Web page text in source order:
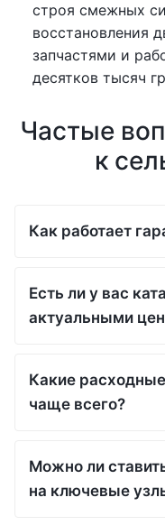
строя смежных
восстановления
запчастями и
десятков тысяч
Частые
к
Как работает
Есть ли у вас
актуальными
Какие
чаще всего?
Можно ли
на ключевые